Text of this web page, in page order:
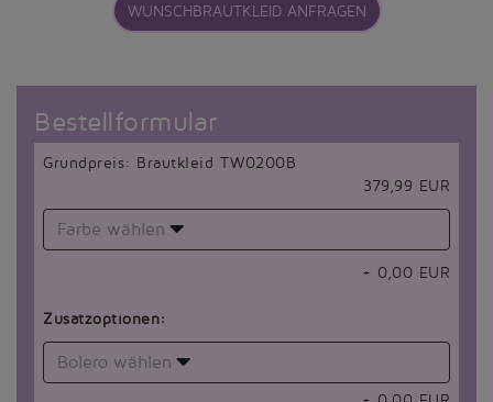
WUNSCHBRAUTKLEID ANFRAGEN
Bestellformular
Grundpreis: Brautkleid TW0200B
379,99 EUR
Farbe wählen
+ 0,00 EUR
Zusatzoptionen:
Bolero wählen